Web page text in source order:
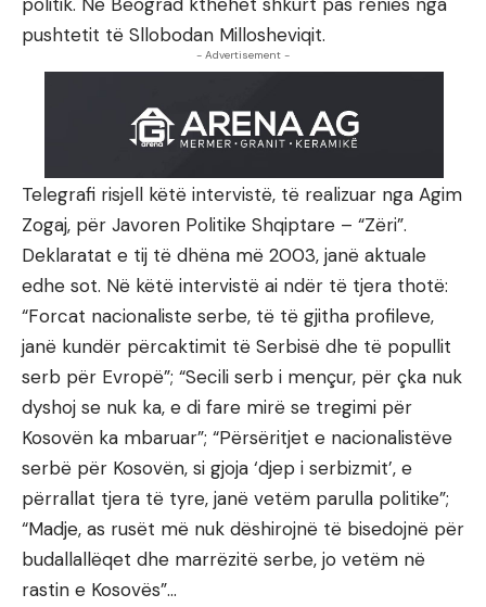
pushtetit të Sllobodan Millosheviqit.
- Advertisement -
Telegrafi risjell këtë intervistë, të realizuar nga Agim
Zogaj, për Javoren Politike Shqiptare – “Zëri”.
Deklaratat e tij të dhëna më 2003, janë aktuale
edhe sot. Në këtë intervistë ai ndër të tjera thotë:
“Forcat nacionaliste serbe, të të gjitha profileve,
janë kundër përcaktimit të Serbisë dhe të popullit
serb për Evropë”; “Secili serb i mençur, për çka nuk
dyshoj se nuk ka, e di fare mirë se tregimi për
Kosovën ka mbaruar”; “Përsëritjet e nacionalistëve
serbë për Kosovën, si gjoja ‘djep i serbizmit’, e
përrallat tjera të tyre, janë vetëm parulla politike”;
“Madje, as rusët më nuk dëshirojnë të bisedojnë për
budallallëqet dhe marrëzitë serbe, jo vetëm në
rastin e Kosovës”…